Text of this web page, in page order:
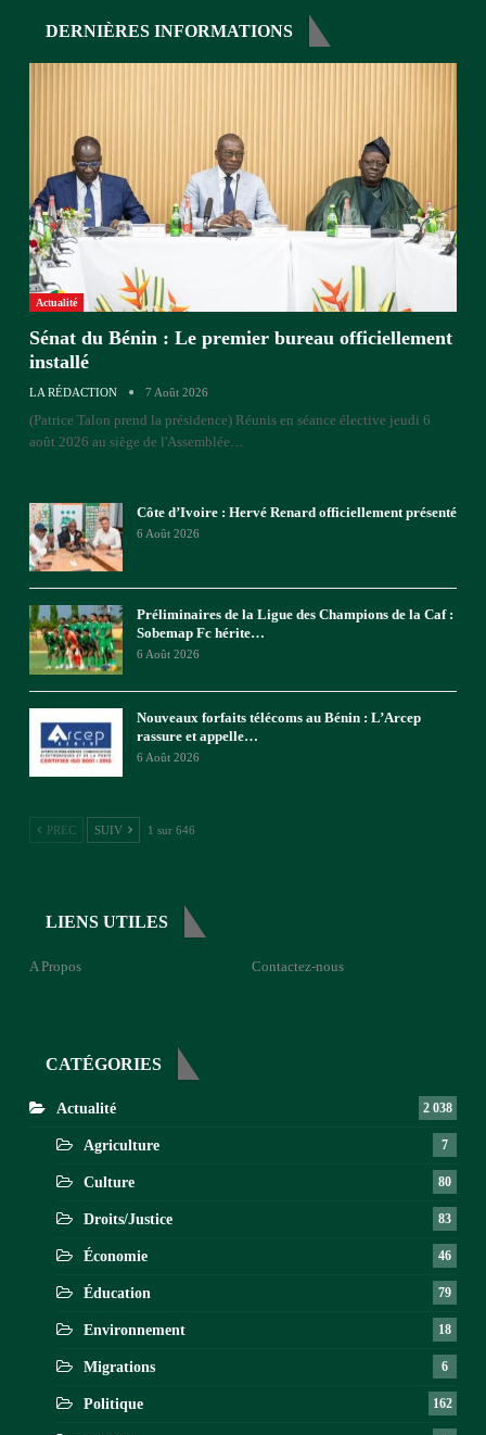
DERNIÈRES INFORMATIONS
Actualité
Sénat du Bénin : Le premier bureau officiellement
installé
LA RÉDACTION 7 Août 2026
(Patrice Talon prend la présidence) Réunis en séance élective jeudi 6
août 2026 au siège de l'Assemblée
Côte d’Ivoire : Hervé Renard officiellement présenté
6 Août 2026
Préliminaires de la Ligue des Champions de la Caf :
Sobemap Fc hérite…
6 Août 2026
Nouveaux forfaits télécoms au Bénin : L’Arcep
rassure et appelle…
6 Août 2026
PREC SUIV 1 sur 646
LIENS UTILES
A Propos Contactez-nous
CATÉGORIES
Actualité 2 038
Agriculture 7
Culture 80
Droits/Justice 83
Économie 46
Éducation 79
Environnement 18
Migrations 6
Politique 162